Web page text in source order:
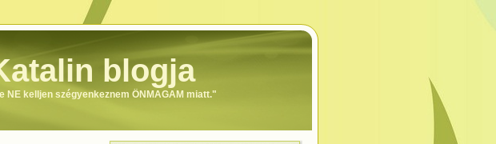
blogja
kelljen szégyenkeznem ÖNMAGAM miatt."